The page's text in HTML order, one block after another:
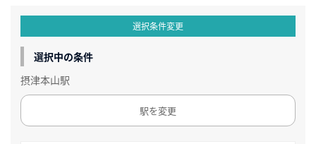
選択条件変更
選択中の条件
摂津本山駅
駅を変更